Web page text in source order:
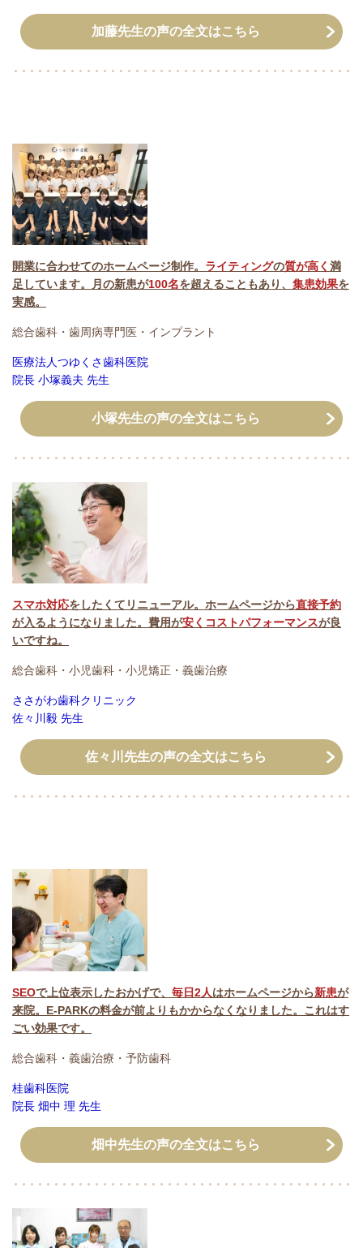
加藤先生の声の全文はこちら
開業に合わせてのホームページ制作。 ライティングの質が高く 満
足しています。月の新患が100名を超えることもあり、 集患効果を
実感。
総合歯科・歯周病専門医・インプラント
医療法人つゆくさ歯科医院
院長 小塚義夫 先生
小塚先生の声の全文はこちら
スマホ対応をしたくてリニューアル。ホームページから直接予約
が入るようになりました。費用が安くコストパフォーマンスが良
いですね。
総合歯科・小児歯科・小児矯正・義歯治療
ささがわ歯科クリニック
佐々川毅 先生
佐々川先生の声の全文はこちら
SEOで上位表示したおかげで、 毎日2人はホームページから新患が
来院。 E-PARKの料金が前よりもかからなくなりました。これはす
ごい効果です。
総合歯科・義歯治療・予防歯科
桂歯科医院
院長 畑中 理 先生
畑中先生の声の全文はこちら